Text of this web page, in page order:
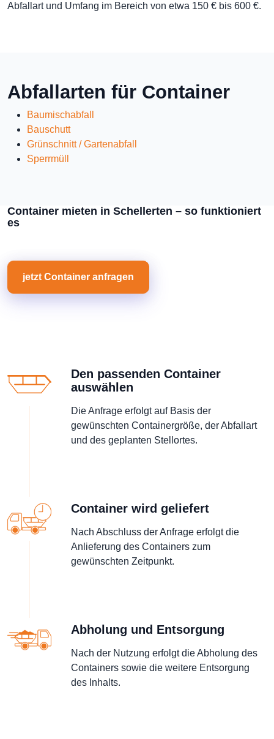
Abfallart und Umfang im Bereich von etwa 150 € bis 600 €.
Abfallarten für Container
Baumischabfall
Bauschutt
Grünschnitt / Gartenabfall
Sperrmüll
Container mieten in Schellerten – so funktioniert
es
jetzt Container anfragen
Den passenden Container
auswählen
Die Anfrage erfolgt auf Basis der
gewünschten Containergröße, der Abfallart
und des geplanten Stellortes.
Container wird geliefert
Nach Abschluss der Anfrage erfolgt die
Anlieferung des Containers zum
gewünschten Zeitpunkt.
Abholung und Entsorgung
Nach der Nutzung erfolgt die Abholung des
Containers sowie die weitere Entsorgung
des Inhalts.